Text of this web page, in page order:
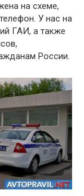
на схеме,
У нас на
ГАИ, а также
России.